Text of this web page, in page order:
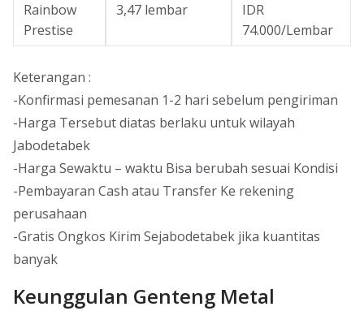
Rainbow
Prestise
3,47 lembar
IDR
74.000/Lembar
Keterangan :
-Konfirmasi pemesanan 1-2 hari sebelum pengiriman
-Harga Tersebut diatas berlaku untuk wilayah
Jabodetabek
-Harga Sewaktu – waktu Bisa berubah sesuai Kondisi
-Pembayaran Cash atau Transfer Ke rekening
perusahaan
-Gratis Ongkos Kirim Sejabodetabek jika kuantitas
banyak
Keunggulan Genteng Metal